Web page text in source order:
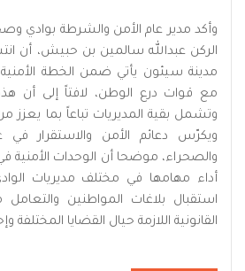
وأكد مدير عام الأمن والشرطة بوادي
الركن عبدالله سالمين بن حبيش، أن
مع قوات درع الوطن، لافتاً إلى أن
وتشمل بقية المديريات تباعاً بما يعزز
ويكرّس دعائم الأمن والاستقرار في
والصحراء، موضحا أن الوحدات الأمنية
أداء مهامها في مختلف مديريات
استقبال بلاغات المواطنين والتعامل
القانونية اللازمة حيال القضايا المختلفة